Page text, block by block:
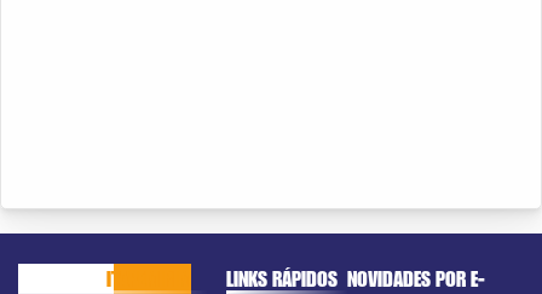
ITAPEMIRIM LINKS RÁPIDOS NOVIDADES POR E-